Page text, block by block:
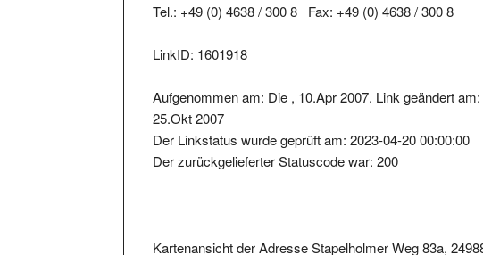
Tel.: +49 (0) 4638 / 300 8 Fax: +49 (0) 4638 / 300 8
LinkID: 1601918
Aufgenommen am: Die , 10.Apr 2007. Link geändert
25.Okt 2007
Der Linkstatus wurde geprüft am: 2023-04-20 00:00:00
Der zurückgelieferter Statuscode war: 200
Kartenansicht der Adresse Stapelholmer Weg 83a,